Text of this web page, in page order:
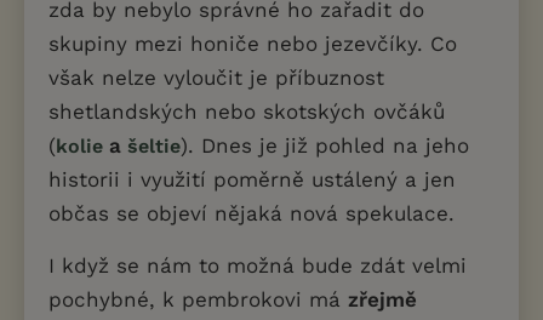
zda by nebylo správné ho zařadit do
skupiny mezi honiče nebo jezevčíky. Co
však nelze vyloučit je příbuznost
shetlandských nebo skotských ovčáků
(kolie a šeltie). Dnes je již pohled na jeho
historii i využití poměrně ustálený a jen
občas se objeví nějaká nová spekulace.
I když se nám to možná bude zdát velmi
pochybné, k pembrokovi má zřejmě